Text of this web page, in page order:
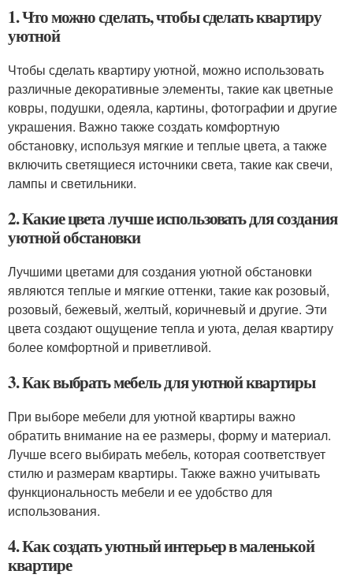
1. Что можно сделать, чтобы сделать квартиру
уютной
Чтобы сделать квартиру уютной, можно использовать
различные декоративные элементы, такие как цветные
ковры, подушки, одеяла, картины, фотографии и другие
украшения. Важно также создать комфортную
обстановку, используя мягкие и теплые цвета, а также
включить светящиеся источники света, такие как свечи,
лампы и светильники.
2. Какие цвета лучше использовать для создания
уютной обстановки
Лучшими цветами для создания уютной обстановки
являются теплые и мягкие оттенки, такие как розовый,
розовый, бежевый, желтый, коричневый и другие. Эти
цвета создают ощущение тепла и уюта, делая квартиру
более комфортной и приветливой.
3. Как выбрать мебель для уютной квартиры
При выборе мебели для уютной квартиры важно
обратить внимание на ее размеры, форму и материал.
Лучше всего выбирать мебель, которая соответствует
стилю и размерам квартиры. Также важно учитывать
функциональность мебели и ее удобство для
использования.
4. Как создать уютный интерьер в маленькой
квартире